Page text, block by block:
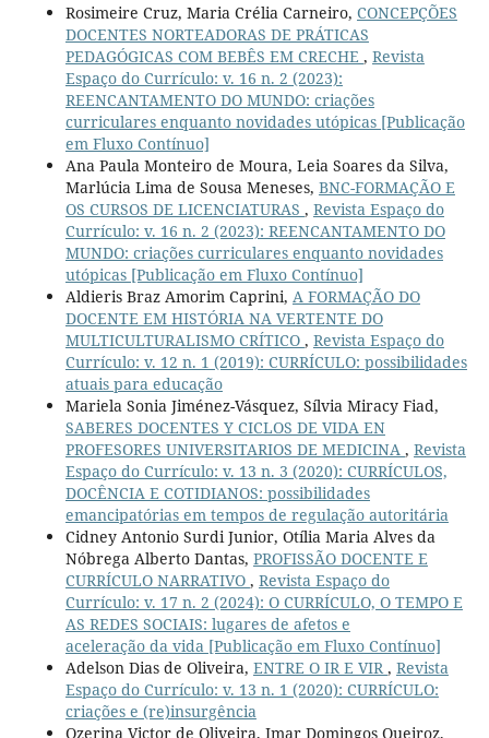
Rosimeire Cruz, Maria Crélia Carneiro, CONCEPÇÕES
DOCENTES NORTEADORAS DE PRÁTICAS
PEDAGÓGICAS COM BEBÊS EM CRECHE , Revista
Espaço do Currículo: v. 16 n. 2 (2023):
REENCANTAMENTO DO MUNDO: criações
curriculares enquanto novidades utópicas [Publicação
em Fluxo Contínuo]
Ana Paula Monteiro de Moura, Leia Soares da Silva,
Marlúcia Lima de Sousa Meneses, BNC-FORMAÇÃO E
OS CURSOS DE LICENCIATURAS , Revista Espaço do
Currículo: v. 16 n. 2 (2023): REENCANTAMENTO DO
MUNDO: criações curriculares enquanto novidades
utópicas [Publicação em Fluxo Contínuo]
Aldieris Braz Amorim Caprini, A FORMAÇÃO DO
DOCENTE EM HISTÓRIA NA VERTENTE DO
MULTICULTURALISMO CRÍTICO , Revista Espaço do
Currículo: v. 12 n. 1 (2019): CURRÍCULO: possibilidades
atuais para educação
Mariela Sonia Jiménez-Vásquez, Sílvia Miracy Fiad,
SABERES DOCENTES Y CICLOS DE VIDA EN
PROFESORES UNIVERSITARIOS DE MEDICINA , Revista
Espaço do Currículo: v. 13 n. 3 (2020): CURRÍCULOS,
DOCÊNCIA E COTIDIANOS: possibilidades
emancipatórias em tempos de regulação autoritária
Cidney Antonio Surdi Junior, Otília Maria Alves da
Nóbrega Alberto Dantas, PROFISSÃO DOCENTE E
CURRÍCULO NARRATIVO , Revista Espaço do
Currículo: v. 17 n. 2 (2024): O CURRÍCULO, O TEMPO E
AS REDES SOCIAIS: lugares de afetos e
aceleração da vida [Publicação em Fluxo Contínuo]
Adelson Dias de Oliveira, ENTRE O IR E VIR , Revista
Espaço do Currículo: v. 13 n. 1 (2020): CURRÍCULO:
criações e (re)insurgência
Ozerina Victor de Oliveira, Imar Domingos Queiroz,